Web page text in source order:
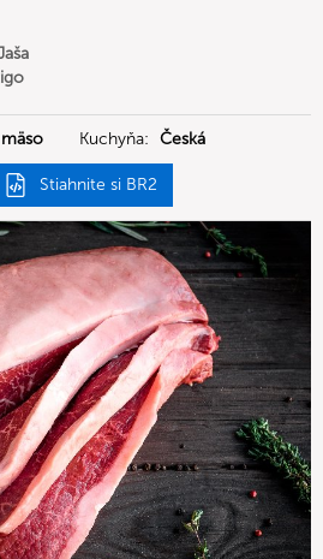
Kuchyňa: Česká
Stiahnite si BR2